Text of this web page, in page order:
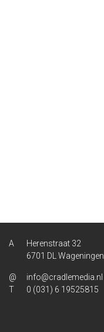
Herenstraat 32
6701 DL Wageningen
info@cradlemedia.nl
0 (031) 6 19525815